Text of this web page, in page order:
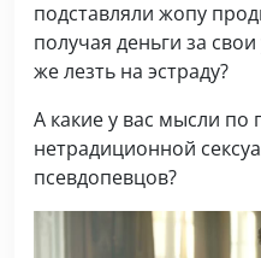
подставляли жопу
получая деньги за
же лезть на эстраду?
А какие у вас мысли по
нетрадиционной
псевдопевцов?